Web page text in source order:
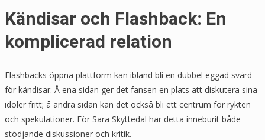
Kändisar och Flashback: En
komplicerad relation
Flashbacks öppna plattform kan ibland bli en dubbel eggad svärd
för kändisar. Å ena sidan ger det fansen en plats att diskutera sina
idoler fritt; å andra sidan kan det också bli ett centrum för rykten
och spekulationer. För Sara Skyttedal har detta inneburit både
stödjande diskussioner och kritik.